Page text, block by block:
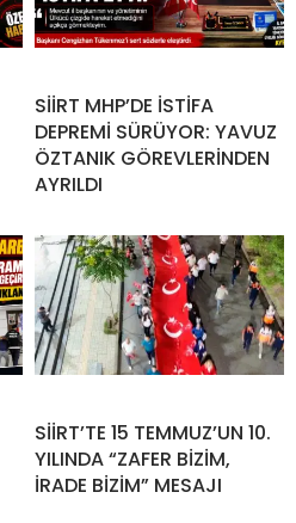
SİİRT MHP’DE İSTİFA
DEPREMİ SÜRÜYOR: YAVUZ
ÖZTANIK GÖREVLERİNDEN
AYRILDI
SİİRT’TE 15 TEMMUZ’UN 10.
YILINDA “ZAFER BİZİM,
İRADE BİZİM” MESAJI